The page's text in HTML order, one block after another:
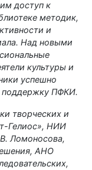
доступ к
методик,
и
Над новыми
культуры и
успешно
поддержку ПФКИ.
творческих и
Гелиос», НИИ
Ломоносова,
АНО